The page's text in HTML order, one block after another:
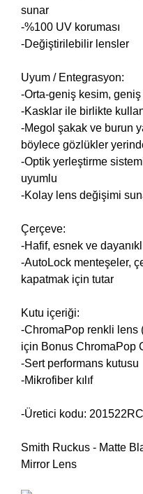
sunar
-%100 UV koruması
-Değiştirilebilir lensler
Uyum / Entegrasyon:
-Orta-geniş kesim, geniş
-Kasklar ile birlikte
-Megol şakak ve burun
böylece gözlükler
-Optik yerleştirme
uyumlu
-Kolay lens değişimi
Çerçeve:
-Hafif, esnek ve
-AutoLock menteşeler,
kapatmak için tutar
Kutu içeriği:
-ChromaPop renkli lens
için Bonus ChromaPop
-Sert performans kutusu
-Mikrofiber kılıf
-Üretici kodu:
Smith Ruckus - Matte
Mirror Lens